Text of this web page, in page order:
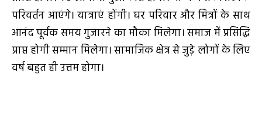
परिवर्तन आएंगे। यात्राएं होंगी। घर परिवार और मित्रों के साथ
आनंद पूर्वक समय गुजारने का मौका मिलेगा। समाज में प्रसिद्धि
प्राप्त होगी सम्मान मिलेगा। सामाजिक क्षेत्र से जुड़े लोगों के लिए
वर्ष बहुत ही उत्तम होगा।